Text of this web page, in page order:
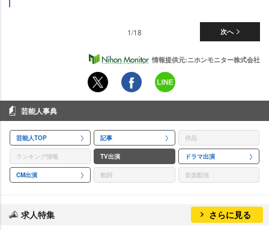
次へ
1/18
情報提供元:ニホンモニター株式会社
芸能人事典
芸能人TOP 記事 作品
ランキング情報 TV出演 ドラマ出演
CM出演 歌詞 音楽配信
求人特集 さらに見る